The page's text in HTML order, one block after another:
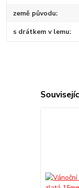
země původu
s drátkem v lemu